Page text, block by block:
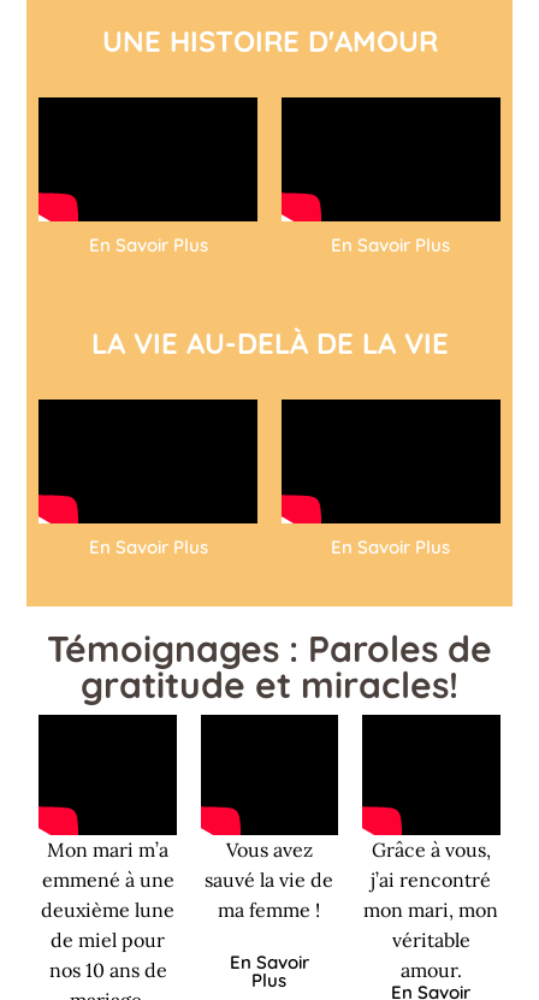
UNE HISTOIRE D'AMOUR
En Savoir Plus En Savoir Plus
LA VIE AU-DELÀ DE LA VIE
En Savoir Plus En Savoir Plus
Témoignages : Paroles de
gratitude et miracles!
Mon mari m’a
emmené à une
deuxième lune
de miel pour
nos 10 ans de
Vous avez
sauvé la vie de
ma femme !
En Savoir
Plus
Grâce à vous,
j’ai rencontré
mon mari, mon
véritable
amour.
En Savoir